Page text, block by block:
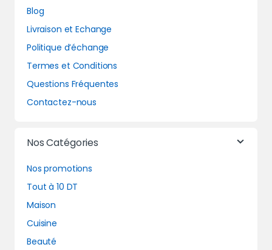
Blog
Livraison et Echange
Politique d’échange
Termes et Conditions
Questions Fréquentes
Contactez-nous
Nos Catégories
Nos promotions
Tout à 10 DT
Maison
Cuisine
Beauté